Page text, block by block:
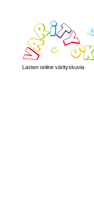
Lasten online värityskuvia